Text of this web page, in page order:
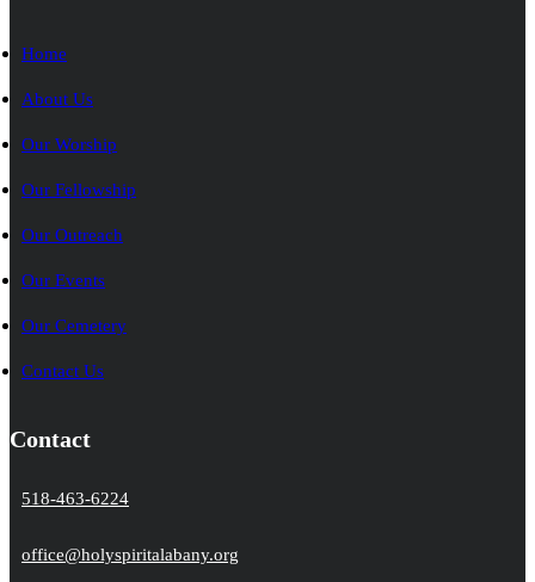
Home
About Us
Our Worship
Our Fellowship
Our Outreach
Our Events
Our Cemetery
Contact Us
Contact
518-463-6224
office@holyspiritalabany.org